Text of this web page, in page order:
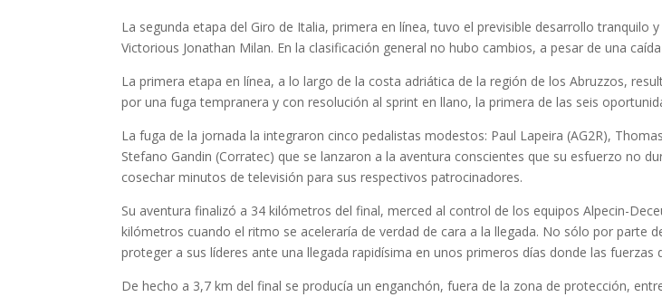
La segunda etapa del Giro de Italia, primera en línea, tuvo el previsible desarrollo tranquilo
Victorious Jonathan Milan. En la clasificación general no hubo cambios, a pesar de una
La primera etapa en línea, a lo largo de la costa adriática de la región de los Abruzzos,
por una fuga tempranera y con resolución al sprint en llano, la primera de las seis
La fuga de la jornada la integraron cinco pedalistas modestos: Paul Lapeira (AG2R),
Stefano Gandin (Corratec) que se lanzaron a la aventura conscientes que su esfuerzo no
cosechar minutos de televisión para sus respectivos patrocinadores.
Su aventura finalizó a 34 kilómetros del final, merced al control de los equipos Alpecin-
kilómetros cuando el ritmo se aceleraría de verdad de cara a la llegada. No sólo por parte
proteger a sus líderes ante una llegada rapidísima en unos primeros días donde las fuerzas
De hecho a 3,7 km del final se producía un enganchón, fuera de la zona de protección,